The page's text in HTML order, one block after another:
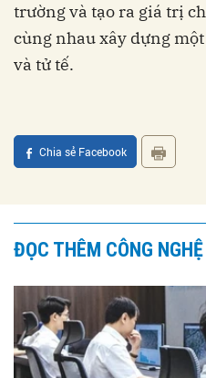
trường và tạo ra giá trị
cùng nhau xây dựng
và tử tế.
Chia sẻ Facebook
ĐỌC THÊM CÔNG NGHỆ